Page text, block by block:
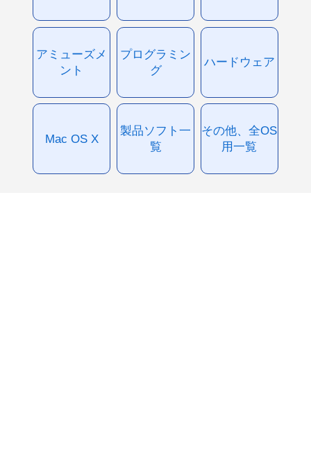
アミューズメ
ント
プログラミン
グ
ハードウェア
Mac OS X
製品ソフト一
覧
その他、全OS
用一覧